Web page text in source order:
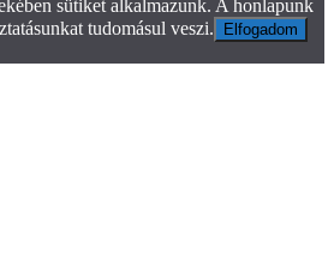
sütiket alkalmazunk. A honlapunk
tudomásul veszi.
Elfogadom